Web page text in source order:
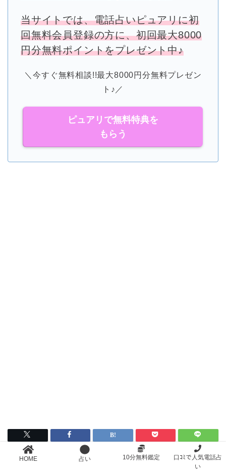
当サイトでは、電話占いピュアリに初
回無料会員登録の方に、初回最大8000
円分無料ポイントをプレゼント中♪
＼今すぐ無料相談!!最大8000円分無料プレゼン
ト♪／
ピュアリで無料特典を
もらう
HOME 占い 10分無料鑑定
口ｺﾐで人気電話占
い